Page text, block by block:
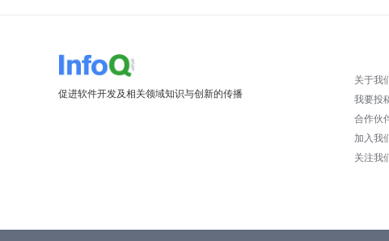
促进软件开发及相关领域知识与创新的传播
关于我
我要投
合作伙
加入我
关注我